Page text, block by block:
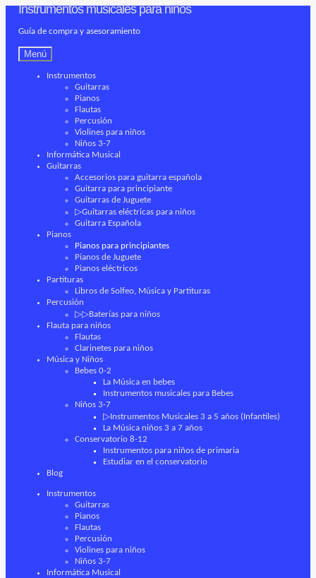
Ir
la
Ir
contenido
Instrumentos musicales para niños
Guía de compra y asesoramiento
Menú
Instrumentos
Guitarras
Pianos
Flautas
Percusión
Violines para niños
Niños 3-7
Informática Musical
Guitarras
Accesorios para guitarra española
Guitarra para principiante
Guitarras de Juguete
▷Guitarras eléctricas para niños
Guitarra Española
Pianos
Pianos para principiantes
Pianos de Juguete
Pianos eléctricos
Partituras
Libros de Solfeo, Música y Partituras
Percusión
▷▷Baterías para niños
Flauta para niños
Flautas
Clarinetes para niños
Música y Niños
Bebes 0-2
La Música en bebes
Instrumentos musicales para Bebes
Niños 3-7
▷Instrumentos Musicales 3 a 5 años (Infantiles)
La Música niños 3 a 7 años
Conservatorio 8-12
Instrumentos para niños de primaria
Estudiar en el conservatorio
Blog
Instrumentos
Guitarras
Pianos
Flautas
Percusión
Violines para niños
Niños 3-7
Informática Musical